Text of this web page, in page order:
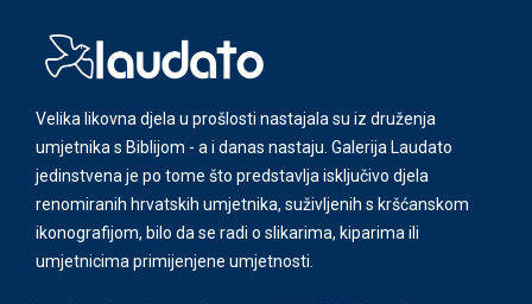
Velika likovna djela u prošlosti nastajala su iz druženja
umjetnika s Biblijom - a i danas nastaju. Galerija Laudato
jedinstvena je po tome što predstavlja isključivo djela
renomiranih hrvatskih umjetnika, suživljenih s kršćanskom
ikonografijom, bilo da se radi o slikarima, kiparima ili
umjetnicima primijenjene umjetnosti.